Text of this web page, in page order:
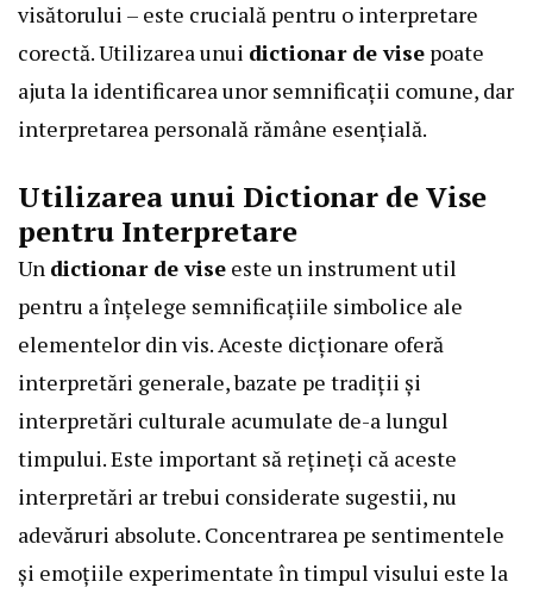
visătorului – este crucială pentru o interpretare
corectă. Utilizarea unui dictionar de vise poate
ajuta la identificarea unor semnificații comune, dar
interpretarea personală rămâne esențială.
Utilizarea unui Dictionar de Vise
pentru Interpretare
Un dictionar de vise este un instrument util
pentru a înțelege semnificațiile simbolice ale
elementelor din vis. Aceste dicționare oferă
interpretări generale, bazate pe tradiții și
interpretări culturale acumulate de-a lungul
timpului. Este important să rețineți că aceste
interpretări ar trebui considerate sugestii, nu
adevăruri absolute. Concentrarea pe sentimentele
și emoțiile experimentate în timpul visului este la